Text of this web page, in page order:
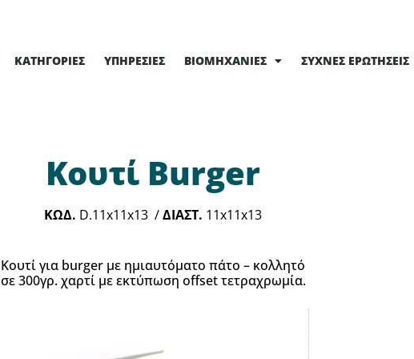
ΚΑΤΗΓΟΡΊΕΣ ΥΠΗΡΕΣΊΕΣ ΒΙΟΜΗΧΑΝΊΕΣ ΣΥΧΝΈΣ ΕΡΩΤΉΣΕΙΣ
Κουτί Burger
ΚΩΔ. D.11x11x13 /ΔΙΑΣΤ. 11x11x13
Κουτί για burger με ημιαυτόματο πάτο – κολλητό
σε 300γρ. χαρτί με εκτύπωση offset τετραχρωμία.